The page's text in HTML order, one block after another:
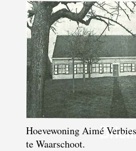
Hoevewoning Aimé
te Waarschoot.